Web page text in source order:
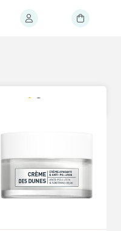
Sorteer